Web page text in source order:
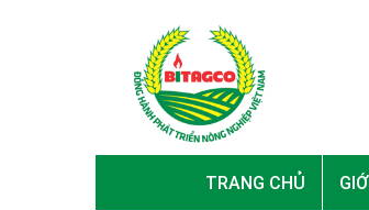
TRANG CHỦ